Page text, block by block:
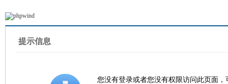
提示信息
您没有登录或者您没有权限访问此页面